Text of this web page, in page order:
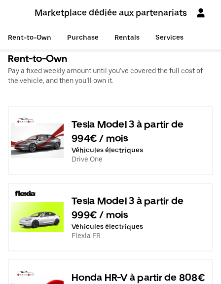
Marketplace dédiée aux partenariats
Rent-to-Own Purchase Rentals Services
Rent-to-Own
Pay a fixed weekly amount until you’ve covered the full cost of
the vehicle, and then you’ll own it.
Tesla Model 3 à partir de
994€ / mois
Véhicules électriques
Drive One
Tesla Model 3 à partir de
999€ / mois
Véhicules électriques
Flexla FR
Honda HR-V à partir de 808€